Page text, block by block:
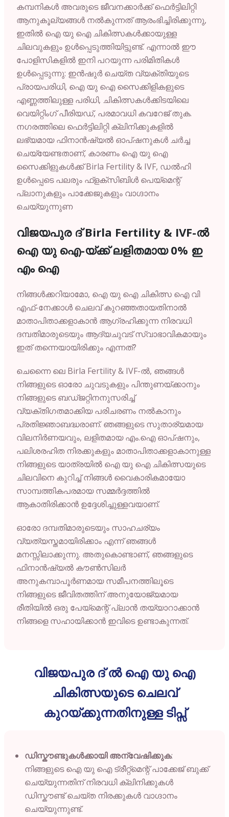
കമ്പനികൾ അവരുടെ ജീവനക്കാർക്ക് ഫെർട്ടിലിറ്റി
ആനുകൂല്യങ്ങൾ നൽകുന്നത് ആരംഭിച്ചിരിക്കുന്നു,
ഇതിൽ ഐ യു ഐ ചികിത്സകൾക്കായുള്ള
ചിലവുകളും ഉൾപ്പെടുത്തിയിട്ടുണ്ട്. എന്നാൽ ഈ
പോളിസികളിൽ ഇനി പറയുന്ന പരിമിതികൾ
ഉൾപ്പെടുന്നു: ഇൻഷുർ ചെയ്ത വ്യക്തിയുടെ
പ്രായപരിധി, ഐ യു ഐ സൈക്കിളികളുടെ
എണ്ണത്തിലുള്ള പരിധി, ചികിത്സകൾക്കിടയിലെ
വെയിറ്റിംഗ് പീരിയഡ്, പരമാവധി കവറേജ് തുക.
നഗരത്തിലെ ഫെർട്ടിലിറ്റി ക്ലിനിക്കുകളിൽ
ലഭ്യമായ ഫിനാൻഷ്യൽ ഓപ്ഷനുകൾ ചർച്ച
ചെയ്യേണ്ടതാണ്, കാരണം ഐ യു ഐ
സൈക്കിളുകൾക്ക് Birla Fertility & IVF, ഡൽഹി
ഉൾപ്പെടെ പലരും ഫ്ളക്സിബിൾ പെയ്മെന്റ്
പ്ലാനുകളും പാക്കേജുകളും വാഗ്ദാനം
ചെയ്യുന്നുണ
വിജയപുര ദ്Birla Fertility & IVF-ൽ
ഐ യു ഐ-യ്ക്ക്ലളിതമായ0% ഇ
എം ഐ
നിങ്ങൾക്കറിയാമോ, ഐയു ഐചികിത്സ ഐവി
എഫ്-നേക്കാൾ ചെലവ്കുറഞ്ഞതായതിനാൽ
മാതാപിതാക്കളാകാൻ ആഗ്രഹിക്കുന്നനിരവധി
ദമ്പതിമാരുടെയും ആദ്യചുവട്സ്വാഭാവികമായും
ഇത്തന്നെയായിരിക്കും എന്നത്?
ചെന്നൈ ലെ Birla Fertility & IVF-ൽ, ഞങ്ങൾ
നിങ്ങളുടെഓരോ ചുവടുകളും പിന്തുണയ്ക്കാനും
നിങ്ങളുടെബഡ്ജറ്റിനനുസരിച്ച്
വ്യക്തിഗതമാക്കിയപരിചരണം നൽകാനും
പ്രതിജ്ഞാബദ്ധരാണ്.ഞങ്ങളുടെസുതാര്യമായ
വിലനിർണയവും, ലളിതമായഎം.ഐഓപ്ഷനും,
പലിശരഹിതനിരക്കുകളും മാതാപിതാക്കളാകാനുള്ള
നിങ്ങളുടെയാത്രയിൽ ഐയു ഐചികിത്സയുടെ
ചിലവിനെ കുറിച്ച്നിങ്ങൾ വൈകാരികമായോ
സാമ്പത്തികപരമായസമ്മർദ്ദത്തിൽ
ആകാതിരിക്കാൻ ഉദ്ദേശിച്ചുള്ളവയാണ്.
ഓരോ ദമ്പതിമാരുടെയും സാഹചര്യം
വ്യത്യസ്തമായിരിക്കാം എന്ന്ഞങ്ങൾ
മനസ്സിലാക്കുന്നു. അതുകൊണ്ടാണ്, ഞങ്ങളുടെ
ഫിനാൻഷ്യൽ കൗൺസിലർ
അനുകമ്പാപൂർണമായസമീപനത്തിലൂടെ
നിങ്ങളുടെജീവിതത്തിന്അനുയോജ്യമായ
രീതിയിൽ ഒരു പേയ്മെന്റ്പ്ലാൻ തയ്യാറാക്കാൻ
നിങ്ങളെസഹായിക്കാൻ ഇവിടെഉണ്ടാകുന്നത്.
വിജയപുര ദ് ൽ ഐ യു ഐ
ചികിത്സയുടെ ചെലവ്
കുറയ്ക്കുന്നതിനുള്ള ടിപ്സ്
ഡിസ്കൗണ്ടുകൾക്കായി അന്വേഷിക്കുക:
നിങ്ങളുടെ ഐ യു ഐ ട്രീറ്റ്മെന്റ് പാക്കേജ് ബുക്ക്
ചെയ്യുന്നതിന് നിരവധി ക്ലിനിക്കുകൾ
ഡിസ്കൗണ്ട് ചെയ്ത നിരക്കുകൾ വാഗ്ദാനം
ചെയ്യുന്നുണ്ട്.